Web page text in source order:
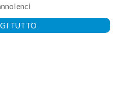
TUTTO